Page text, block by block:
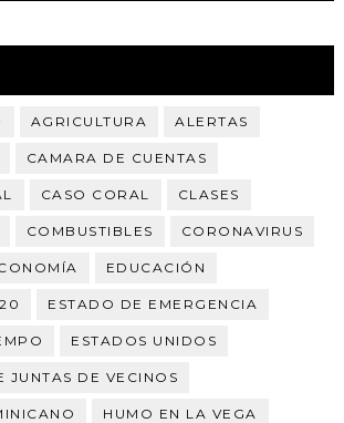
AGRICULTURA ALERTAS
CAMARA DE CUENTAS
CASO CORAL CLASES
COMBUSTIBLES CORONAVIRUS
EDUCACIÓN
ESTADO DE EMERGENCIA
ESTADOS UNIDOS
JUNTAS DE VECINOS
HUMO EN LA VEGA